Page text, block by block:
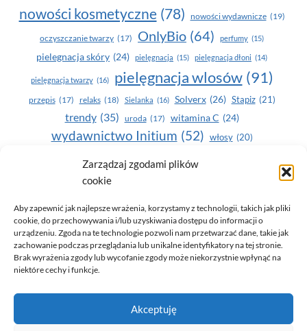
Zarządzaj zgodami plików
cookie
Aby zapewnić jak najlepsze wrażenia, korzystamy z technologii, takich jak pliki
cookie, do przechowywania i/lub uzyskiwania dostępu do informacji o
urządzeniu. Zgoda na te technologie pozwoli nam przetwarzać dane, takie jak
zachowanie podczas przeglądania lub unikalne identyfikatory na tej stronie.
Brak wyrażenia zgody lub wycofanie zgody może niekorzystnie wpłynąć na
niektóre cechy i funkcje.
Akceptuję
nowości kosmetyczne (78) nowości wydawnicze (19)
oczyszczanie twarzy (17) OnlyBio (64) perfumy (15)
pielegnacja skóry (24) pielęgnacja (15) pielęgnacja dłoni (14)
pielęgnacja twarzy (16) pielęgnacja wlosów (91)
przepis (17) relaks (18) Sielanka (16) Solverx (26) Stapiz (21)
trendy (35) uroda (17) witamina C (24)
wydawnictwo Initium (52) włosy (20)
Yasumi(164) zdrowe zęby
zdrowie
© 2026 Only You - portal dla kobiet (uroda, moda, zdrowie)
opracowanie:AZDOBRESTRONY